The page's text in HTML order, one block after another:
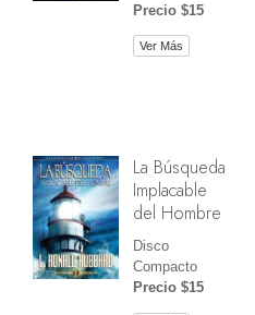
Precio $15
Ver Más
La Búsqueda
Implacable
del Hombre
Disco
Compacto
Precio $15